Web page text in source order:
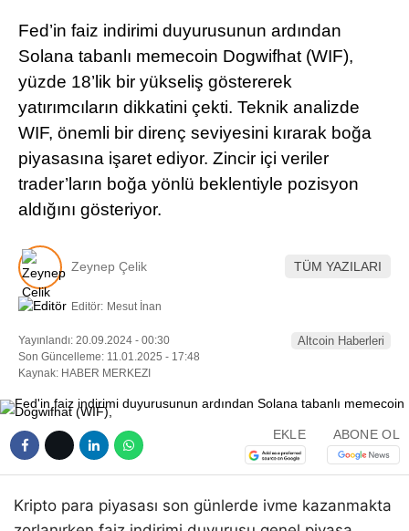
Telegram
Fed’in faiz indirimi duyurusunun ardından
Solana tabanlı memecoin Dogwifhat (WIF),
yüzde 18’lik bir yükseliş göstererek
yatırımcıların dikkatini çekti. Teknik analizde
WIF, önemli bir direnç seviyesini kırarak boğa
piyasasına işaret ediyor. Zincir içi veriler
trader’ların boğa yönlü beklentiyle pozisyon
aldığını gösteriyor.
Zeynep Çelik TÜM YAZILARI
Editör: Mesut İnan
Yayınlandı: 20.09.2024 - 00:30
Son Güncelleme: 11.01.2025 - 17:48
Kaynak: HABER MERKEZI
Altcoin Haberleri
EKLE ABONE OL
Kripto para piyasası son günlerde ivme kazanmakta